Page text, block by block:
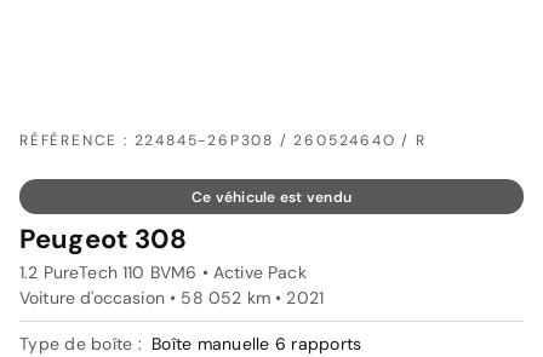
RÉFÉRENCE : 224845-26P308 / 26052464O / R
Ce véhicule est vendu
Peugeot 308
1.2 PureTech 110 BVM6 • Active Pack
Voiture d'occasion • 58 052 km • 2021
Type de boîte : Boîte manuelle 6 rapports